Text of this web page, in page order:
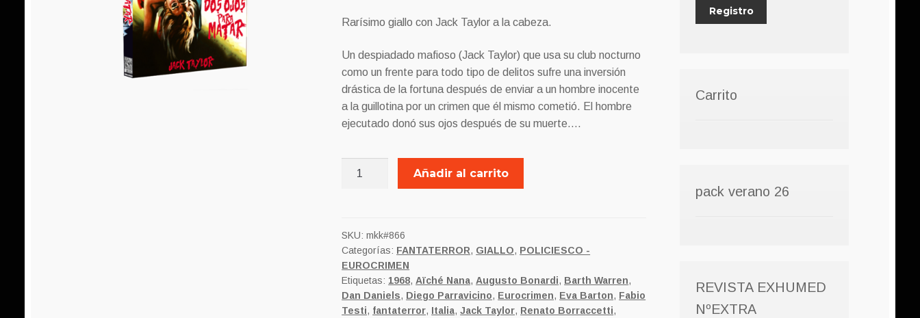
original
8,00€.7,00€.
Rarísimo giallo con Jack Taylor a la cabeza.
Un despiadado mafioso (Jack Taylor) que usa su club nocturno
como un frente para todo tipo de delitos sufre una inversión
drástica de la fortuna después de enviar a un hombre inocente
a la guillotina por un crimen que él mismo cometió. El hombre
ejecutado donó sus ojos después de su muerte….
cantidad
Añadir al carrito
SKU:mkk#866
Categorías: FANTATERROR, GIALLO, POLICIESCO -
EUROCRIMEN
Etiquetas: 1968, Aïché Nana, Augusto Bonardi, Barth Warren,
Dan Daniels, Diego Parravicino, Eurocrimen, Eva Barton, Fabio
Testi, fantaterror, Italia,Jack Taylor, Renato Borraccetti,
Carrito
pack verano 26
REVISTA EXHUMED
NºEXTRA